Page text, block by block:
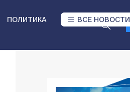
ПОЛИТИКА ВСЕ НОВОСТИ